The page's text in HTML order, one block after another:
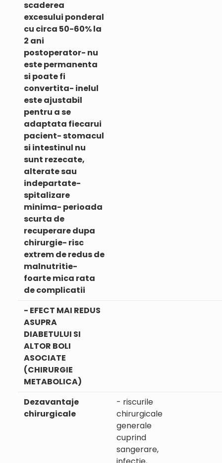
scaderea
excesului ponderal
cu circa 50-60% la
2 ani
postoperator- nu
este permanenta
si poate fi
convertita- inelul
este ajustabil
pentru a se
adaptata fiecarui
pacient- stomacul
si intestinul nu
sunt rezecate,
alterate sau
indepartate-
spitalizare
minima- perioada
scurta de
recuperare dupa
chirurgie- risc
extrem de redus de
malnutritie-
foarte mica rata
de complicatii
- EFECT MAI REDUS
ASUPRA
DIABETULUI SI
ALTOR BOLI
ASOCIATE
(CHIRURGIE
METABOLICA)
Dezavantaje
chirurgicale
- riscurile
chirurgicale
generale
cuprind
sangerare,